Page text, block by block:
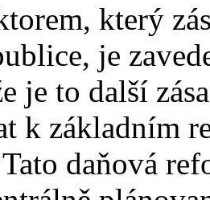
který
je
je to další
k základním
daňová